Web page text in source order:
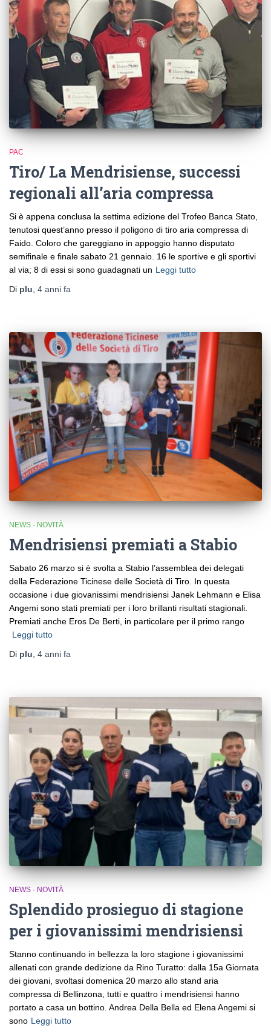
PAC
Tiro/ La Mendrisiense, successi
regionali all’aria compressa
Si è appena conclusa la settima edizione del Trofeo Banca Stato,
tenutosi quest’anno presso il poligono di tiro aria compressa di
Faido. Coloro che gareggiano in appoggio hanno disputato
semifinale e finale sabato 21 gennaio. 16 le sportive e gli sportivi
al via; 8 di essi si sono guadagnati un Leggi tutto
Di plu, 4 anni fa
NEWS - NOVITÀ
Mendrisiensi premiati a Stabio
Sabato 26 marzo si è svolta a Stabio l’assemblea dei delegati
della Federazione Ticinese delle Società di Tiro. In questa
occasione i due giovanissimi mendrisiensi Janek Lehmann e Elisa
Angemi sono stati premiati per i loro brillanti risultati stagionali.
Premiati anche Eros De Berti, in particolare per il primo rango
Leggi tutto
Di plu 4 anni fa
NEWS - NOVITÀ
Splendido prosieguo di stagione
per i giovanissimi mendrisiensi
Stanno continuando in bellezza la loro stagione i giovanissimi
allenati con grande dedizione da Rino Turatto: dalla 15a Giornata
dei giovani, svoltasi domenica 20 marzo allo stand aria
compressa di Bellinzona, tutti e quattro i mendrisiensi hanno
portato a casa un bottino. Andrea Della Bella ed Elena Angemi si
sono Leggi tutto